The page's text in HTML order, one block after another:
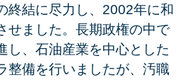
終結に尽力し、2002年に和
せました。長期政権の中で
し、石油産業を中心とした
整備を行いましたが、汚職